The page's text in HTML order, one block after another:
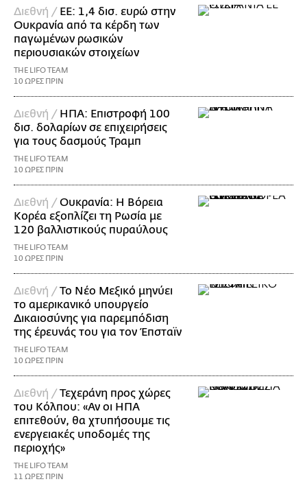
Διεθνή / ΕΕ: 1,4 δισ. ευρώ στην
Ουκρανία από τα κέρδη των
παγωμένων ρωσικών
περιουσιακών στοιχείων
THE LIFO TEAM
10 ΩΡΕΣ ΠΡΙΝ
Διεθνή / ΗΠΑ: Επιστροφή 100
δισ. δολαρίων σε επιχειρήσεις
για τους δασμούς Τραμπ
THE LIFO TEAM
10 ΩΡΕΣ ΠΡΙΝ
Διεθνή /Ουκρανία: Η Βόρεια
Κορέα εξοπλίζει τη Ρωσία με
120 βαλλιστικούς πυραύλους
THE LIFO TEAM
10 ΩΡΕΣ ΠΡΙΝ
Διεθνή /Το Νέο Μεξικό μηνύει
το αμερικανικό υπουργείο
Δικαιοσύνης για παρεμπόδιση
της έρευνάς του για τον Έπσταϊν
THE LIFO TEAM
10 ΩΡΕΣ ΠΡΙΝ
Διεθνή /Τεχεράνη προς χώρες
του Κόλπου: «Αν οι ΗΠΑ
επιτεθούν, θα χτυπήσουμε τις
ενεργειακές υποδομές της
περιοχής»
THE LIFO TEAM
11 ΩΡΕΣ ΠΡΙΝ